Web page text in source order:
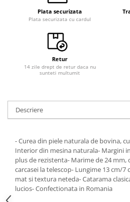
Plata securizata
Plata securizata cu cardul
Retur
14 zile drept de retur daca nu
sunteti multumit
Descriere
- Curea din piele naturala de bovina,
Interior din mesina naturala- Margini
plus de rezistenta- Marime de 24
carcasei la telescop- Lungime 13 cm/7
mat si textura neteda- Catarama
lucios- Confectionata in Romania